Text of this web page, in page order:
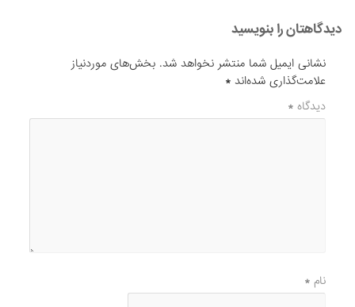
دیدگاهتان را بنویسید
نشانی ایمیل شما منتشر نخواهد شد. بخش‌های موردنیاز
علامت‌گذاری شده‌اند*
دیدگاه*
نام*